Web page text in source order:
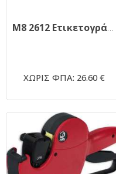
M8 2612 Ετικετογράφος Swing Ιταλίας
ΧΩΡΙΣ ΦΠΑ: 26.60 €